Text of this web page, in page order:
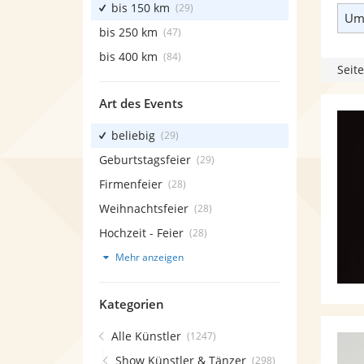
bis 150 km (29)
bis 250 km (47)
bis 400 km (84)
Art des Events
beliebig (29)
Geburtstagsfeier (29)
Firmenfeier (28)
Weihnachtsfeier (28)
Hochzeit - Feier (28)
Mehr anzeigen
Kategorien
Alle Künstler (1247)
Show Künstler & Tänzer (298)